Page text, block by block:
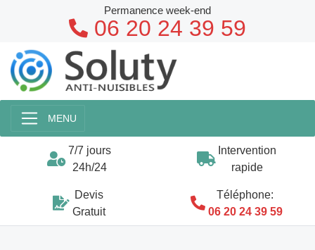
MENU
7/7 jours
24h/24
Intervention
rapide
Devis
Gratuit
Téléphone:
06 20 24 39 59
Permanence week-end
06 20 24 39 59